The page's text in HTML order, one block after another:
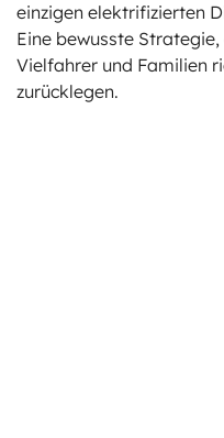
einzigen elektrifizierten
Eine bewusste
Vielfahrer und Familien
zurücklegen.